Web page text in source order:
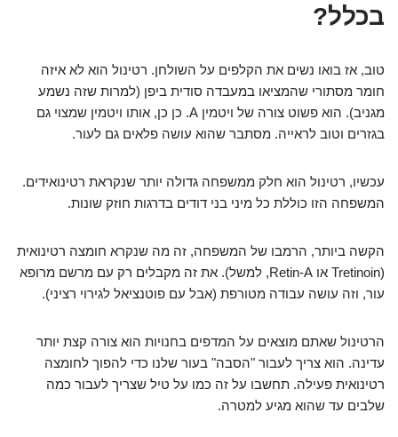
בכלל?
טוב, אז בואו נשים את הקלפים על השולחן. רטינול הוא לא איזה
חומר מסתורי שהמציאו במעבדה סודית ביפן (למרות שזה נשמע
מגניב). הוא פשוט צורה של ויטמין A. כן כן, אותו ויטמין שמצוי גם
בגזרים וטוב לראייה. מסתבר שהוא עושה פלאים גם לעור.
עכשיו, רטינול הוא חלק ממשפחה גדולה יותר שנקראת רטינואידים.
המשפחה הזו כוללת כל מיני בני דודים בדרגות חוזק שונות.
הקשה ביותר, הרמבו של המשפחה, זה מה שנקרא חומצה רטינואית
(Tretinoin או Retin-A, למשל). את זה מקבלים רק עם מרשם מרופא
עור, וזה עושה עבודה מטורפת (אבל עם פוטנציאל לגירוי רציני).
הרטינול שאתם מוצאים על המדפים בחנויות הוא צורה קצת יותר
עדינה. הוא צריך לעבור "הסבה" בעור שלנו כדי להפוך לחומצה
רטינואית פעילה. תחשבו על זה כמו על טיל שצריך לעבור כמה
שלבים עד שהוא מגיע למטרה.